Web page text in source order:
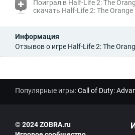
Поиграл в Half-Life 2: The
скачать Half-Life 2: The
Информация
Отзывов о игре Half-Life 2: The
Популярные игры:Call of Duty:
© 2024 ZOBRA.ru